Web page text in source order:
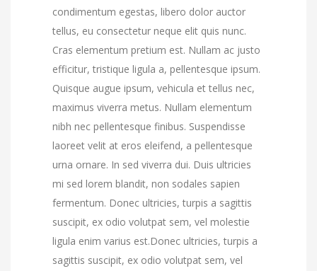
condimentum egestas, libero dolor auctor
tellus, eu consectetur neque elit quis nunc.
Cras elementum pretium est. Nullam ac justo
efficitur, tristique ligula a, pellentesque ipsum.
Quisque augue ipsum, vehicula et tellus nec,
maximus viverra metus. Nullam elementum
nibh nec pellentesque finibus. Suspendisse
laoreet velit at eros eleifend, a pellentesque
urna ornare. In sed viverra dui. Duis ultricies
mi sed lorem blandit, non sodales sapien
fermentum. Donec ultricies, turpis a sagittis
suscipit, ex odio volutpat sem, vel molestie
ligula enim varius est.Donec ultricies, turpis a
sagittis suscipit, ex odio volutpat sem, vel